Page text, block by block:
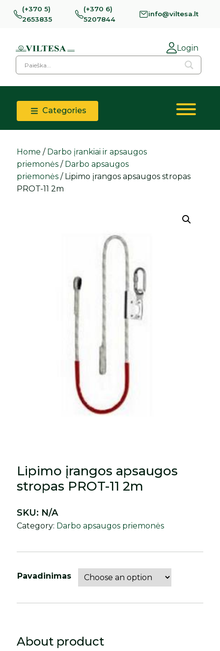
(+370 5)
2653835
(+370 6)
5207844
info@viltesa.lt
Login
Categories
Home / Darbo įrankiai ir apsaugos
priemonės / Darbo apsaugos
priemonės / Lipimo įrangos apsaugos stropas
PROT-11 2m
Lipimo įrangos apsaugos
stropas PROT-11 2m
Pavadinimas
SKU: N/A
Category: Darbo apsaugos priemonės
About product